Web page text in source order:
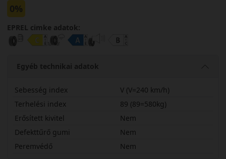
0%
EPREL cimke adatok:
Egyéb technikai adatok
Sebesség index
V (V=240 km/h)
Terhelési index
89 (89=580kg)
Erősített kivitel
Nem
Defekttűrő gumi
Nem
Peremvédő
Nem